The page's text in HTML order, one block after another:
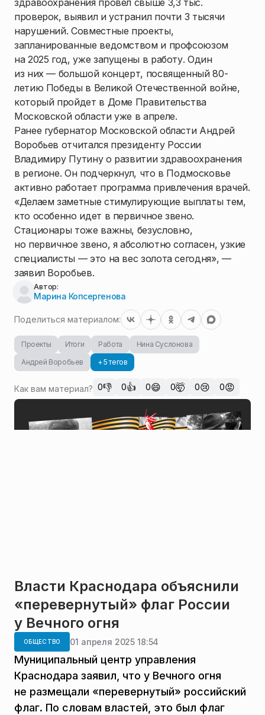
здравоохранения провел свыше 3,3 тыс.
проверок, выявил и устранил почти 3 тысячи
нарушений. Совместные проекты,
запланированные ведомством и профсоюзом
на 2025 год, уже запущены в работу. Один
из них — большой концерт, посвященный 80-
летию Победы в Великой Отечественной войне,
который пройдет в Доме Правительства
Московской области уже в апреле.
Ранее губернатор Московской области Андрей
Воробьев отчитался президенту России
Владимиру Путину о развитии здравоохранения
в регионе. Он подчеркнул, что в Подмосковье
активно работает программа привлечения врачей.
«Делаем заметные стимулирующие выплаты тем,
кто особенно идет в первичное звено.
Стационары тоже важны, безусловно,
но первичное звено, я абсолютно согласен, узкие
специалисты — это на вес золота сегодня», —
заявил Воробьев.
Автор:
Марина Копсергенова
Поделиться материалом:
Проекты Итоги Работа
Нина Суслонова
Андрей Воробьев
+ 5 тегов
Как вам материал? 0👎 0👍 0😄 0🤯 0😢 0😡
Власти Краснодара объяснили
«перевернутый» флаг России
у Вечного огня
ОБЩЕСТВО 01 апреля 2025 18:54
Муниципальный центр управления
Краснодара заявил, что у Вечного огня
не размещали «перевернутый» российский
флаг. По словам властей, это был флаг